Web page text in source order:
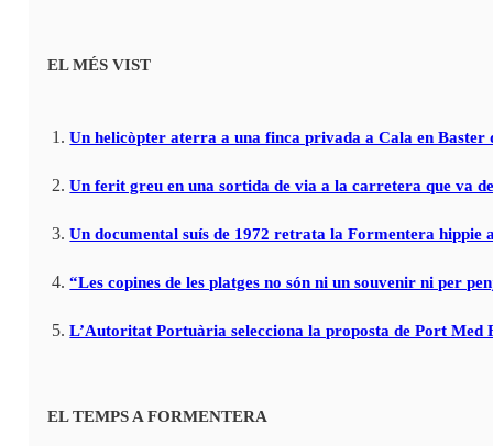
EL MÉS VIST
Un helicòpter aterra a una finca privada a Cala en
Un ferit greu en una sortida de via a la carretera que va
Un documental suís de 1972 retrata la Formentera
“Les copines de les platges no són ni un souvenir ni per
L’Autoritat Portuària selecciona la proposta de Port
EL TEMPS A FORMENTERA